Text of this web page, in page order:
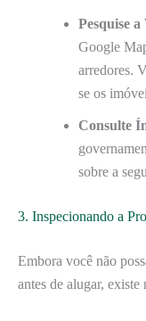
Pesquise
Google
arredores.
se os
Consulte
sobre a
3. Inspecionando a
Embora você não
antes de alugar,